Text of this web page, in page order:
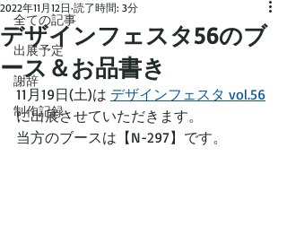
全ての記事
出展予定
謝辞
制作記録
デザインフェスタ56のブ
ース＆お品書き
2022年11月12日 読了時間: 3分
11月19日(土)は デザインフェスタ vol.56
に出展させていただきます。
当方のブースは【N-297】です。